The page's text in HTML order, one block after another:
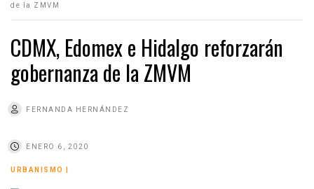
de la ZMVM
CDMX, Edomex e Hidalgo reforzarán
gobernanza de la ZMVM
FERNANDA HERNÁNDEZ
ENERO 6, 2020
URBANISMO